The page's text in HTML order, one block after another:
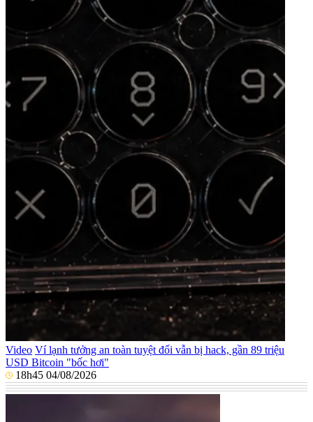
Video Ví lạnh tưởng an toàn tuyệt đối vẫn bị hack, gần 89 triệu
USD Bitcoin "bốc hơi"
18h45 04/08/2026